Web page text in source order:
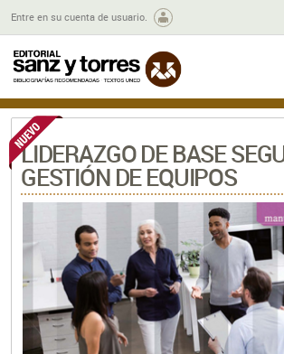
Entre en su cuenta de usuario.
LIDERAZGO DE BASE
GESTIÓN DE EQUIPOS